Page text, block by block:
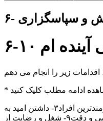
و سپاسگزاری
آینده ام
۳- داشتن امید به
۹- شغل و رضایت از